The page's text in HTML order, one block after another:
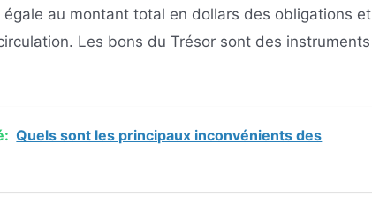
au montant total en dollars des obligations et
Les bons du Trésor sont des instruments
Quels sont les principaux inconvénients des